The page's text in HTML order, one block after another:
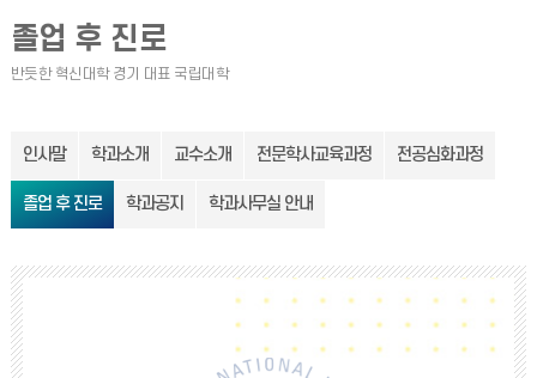
졸업 후 진로
인사말 학과소개 교수소개 전문학사교육과정 전공심화과정
졸업 후 진로 학과공지 학과사무실 안내